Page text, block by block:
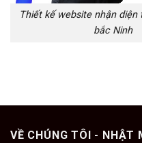
Thiết kế website nhận diện
bắc Ninh
VỀ CHÚNG TÔI - NHẬT